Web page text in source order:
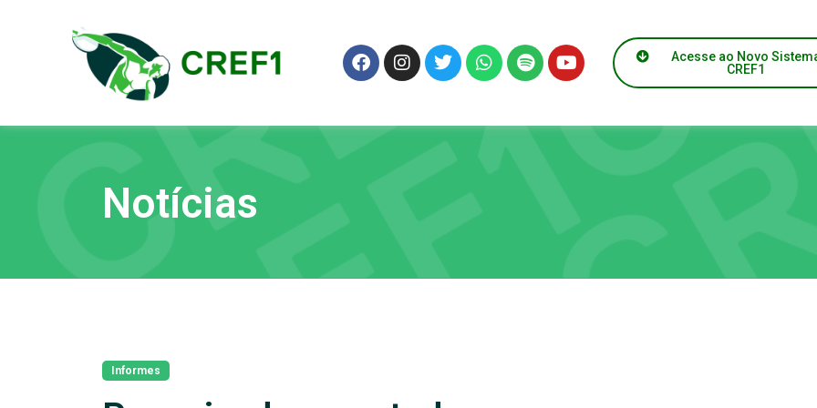
Acesse ao Novo
CREF1
Notícias
Informes